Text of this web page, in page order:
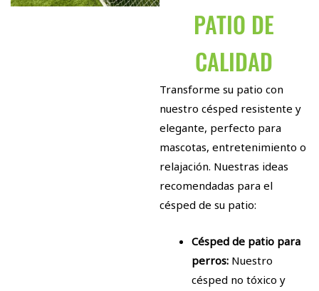
PATIO DE
CALIDAD
Transforme su patio con
nuestro césped resistente y
elegante, perfecto para
mascotas, entretenimiento o
relajación. Nuestras ideas
recomendadas para el
césped de su patio:
Césped de patio para
perros: Nuestro
césped no tóxico y